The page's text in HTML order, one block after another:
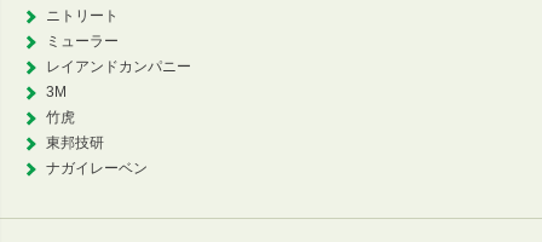
ニトリート
ミューラー
レイアンドカンパニー
3M
竹虎
東邦技研
ナガイレーベン